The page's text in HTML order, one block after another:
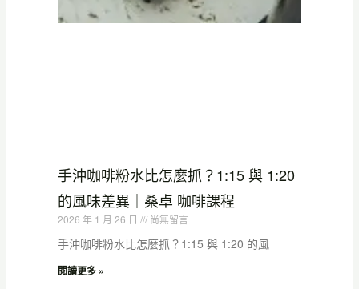
手沖咖啡粉水比怎麼抓？1:15 與 1:20
的風味差異｜桑卓 咖啡課程
2026 年 1 月 26 日 尚無留言
手沖咖啡粉水比怎麼抓？1:15 與 1:20 的風
閱讀更多 »